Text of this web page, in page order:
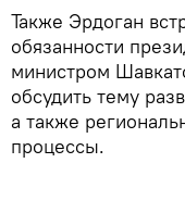
Также Эрдоган
обязанности
министром
обсудить тему
а также
процессы.